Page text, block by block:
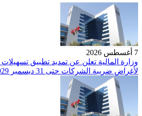
7 أغسطس 2026
وزارة المالية تعلن عن تمديد تطبيق
لأغراض ضريبة الشركات حتى 31 ديسمبر 2029